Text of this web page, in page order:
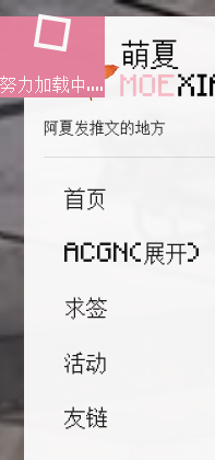
努力加载中....
阿夏发推文的地方
首页
ACGN(展开)
求签
活动
友链